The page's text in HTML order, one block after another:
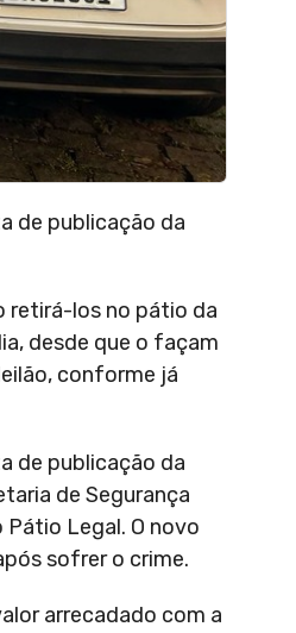
de publicação da
retirá-los no pátio da
desde que o façam
conforme já
de publicação da
de Segurança
Legal. O novo
sofrer o crime.
arrecadado com a